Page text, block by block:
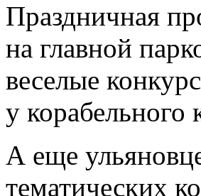
Праздничная
на главной
веселые
у
А еще
тематических